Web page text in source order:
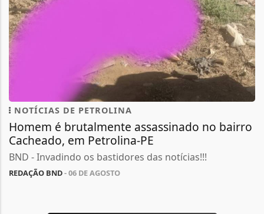
NOTÍCIAS DE PETROLINA
Homem é brutalmente assassinado no bairro
Cacheado, em Petrolina-PE
BND - Invadindo os bastidores das notícias!!!
REDAÇÃO BND- 06 DE AGOSTO